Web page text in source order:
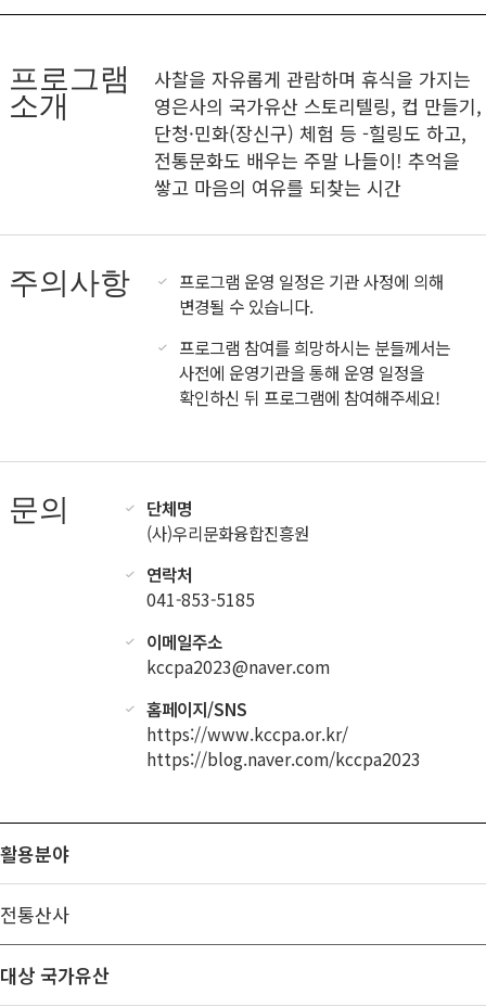
프로그램
소개
사찰을 자유롭게 관람하며 휴식을 가지는
영은사의 국가유산 스토리텔링, 컵 만들기,
단청·민화(장신구) 체험 등 -힐링도 하고,
전통문화도 배우는 주말 나들이! 추억을
쌓고 마음의 여유를 되찾는 시간
주의사항
프로그램 운영 일정은 기관 사정에 의해
변경될 수 있습니다.
프로그램 참여를 희망하시는 분들께서는
사전에 운영기관을 통해 운영 일정을
확인하신 뒤 프로그램에 참여해주세요!
문의
단체명
(사)우리문화융합진흥원
연락처
041-853-5185
이메일주소
kccpa2023@naver.com
홈페이지/SNS
https://www.kccpa.or.kr/
https://blog.naver.com/kccpa2023
활용분야
전통산사
대상 국가유산